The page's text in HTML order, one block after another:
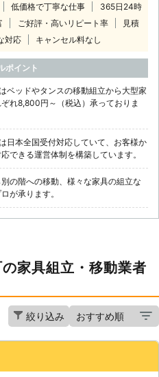
低価格で丁寧な仕事
365日24時
ご好評・高いリピート率
見積
対応 キャンセル料なし
ポイント
ベッドやタンスの移動組立から大型家
れ8,800円～（税込）承っておりま
日本全国受付対応していて、お客様か
できる運営体制を構築しています。
の階への移動、様々な家具の組立な
が承ります。
家具組立・移動業者
絞り込み